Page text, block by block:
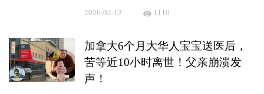
2026-02-12 1110
加拿大6个月大华人宝宝送医后，
苦等近10小时离世！父亲崩溃发
声！